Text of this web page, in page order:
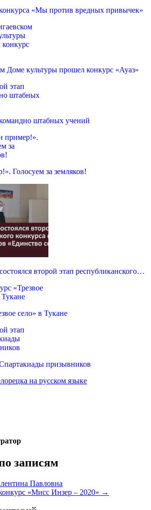
«Мы против вредных привычек»
Доме культуры прошел конкурс «Ауаз»
штабных учений
Голосуем за земляков!
второй этап республиканского…
село» в Тукане
призывников
на русском языке
записям
Павловна
«Мисс Инзер – 2020» →